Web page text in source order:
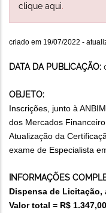
clique aqui.
criado em 19/07/2022 -
DATA DA PUBLICAÇÃO:
OBJETO:
Inscrições, junto à
dos Mercados
Atualização da
exame de Especialista
INFORMAÇÕES
Dispensa de Licitação,
Valor total = R$ 1.347,00